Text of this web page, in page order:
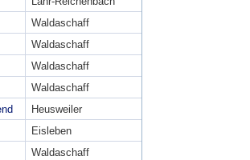
Waldaschaff
Waldaschaff
Waldaschaff
Waldaschaff
Heusweiler
Eisleben
Waldaschaff